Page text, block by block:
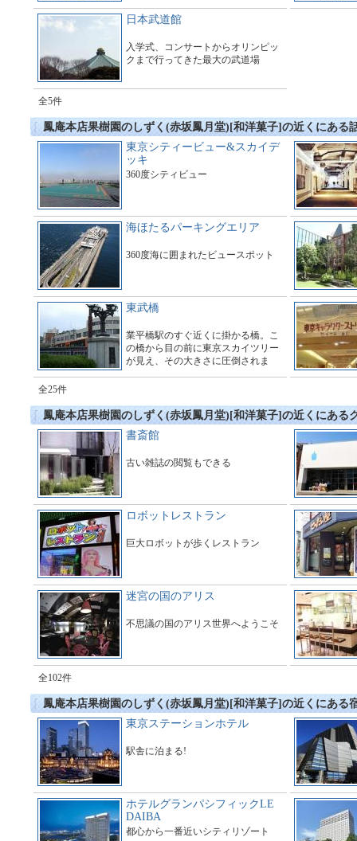
日本武道館
入学式、コンサートからオリンピッ
クまで行ってきた最大の武道場
全5件
鳳庵本店果樹園のしずく(赤坂鳳月堂)[和洋菓子]の近くにある
東京シティービュー&スカイデ
ッキ
360度シティビュー
海ほたるパーキングエリア
360度海に囲まれたビュースポット
東武橋
業平橋駅のすぐ近くに掛かる橋。こ
の橋から目の前に東京スカイツリー
が見え、その大きさに圧倒されま
全25件
鳳庵本店果樹園のしずく(赤坂鳳月堂)[和洋菓子]の近くにある
書斎館
古い雑誌の閲覧もできる
ロボットレストラン
巨大ロボットが歩くレストラン
迷宮の国のアリス
不思議の国のアリス世界へようこそ
全102件
鳳庵本店果樹園のしずく(赤坂鳳月堂)[和洋菓子]の近くにある
東京ステーションホテル
駅舎に泊まる!
ホテルグランパシフィックLE
DAIBA
都心から一番近いシティリゾート